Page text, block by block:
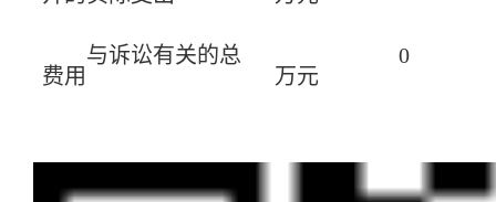
与诉讼有关的总
费用
万元
0